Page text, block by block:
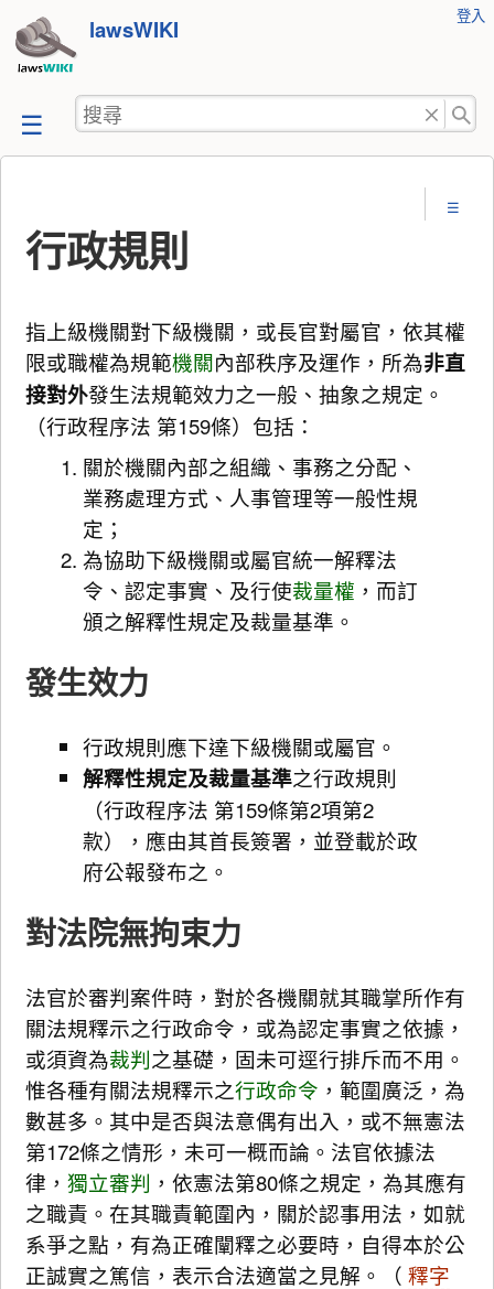
跳
至
容
lawsWIKI
工
登入
搜
尋
行政規則
指上級機關對下級機關，或長官對屬官，依其權
限或職權為規範機關內部秩序及運作，所為非直
接對外發生法規範效力之一般、抽象之規定。
（行政程序法 第159條）包括：
關於機關內部之組織、事務之分配、
業務處理方式、人事管理等一般性規
定；
為協助下級機關或屬官統一解釋法
令、認定事實、及行使裁量權 ，而訂
頒之解釋性規定及裁量基準。
發生效力
行政規則應下達下級機關或屬官。
解釋性規定及裁量基準之行政規則
（行政程序法 第159條第2項第2
款），應由其首長簽署，並登載於政
府公報發布之。
對法院無拘束力
法官於審判案件時，對於各機關就其職掌所作有
關法規釋示之行政命令，或為認定事實之依據，
或須資為裁判之基礎，固未可逕行排斥而不用。
惟各種有關法規釋示之行政命令 ，範圍廣泛，為
數甚多。其中是否與法意偶有出入，或不無憲法
第172條之情形，未可一概而論。法官依據法
律，獨立審判 ，依憲法第80條之規定，為其應有
之職責。在其職責範圍內，關於認事用法，如就
系爭之點，有為正確闡釋之必要時，自得本於公
正誠實之篤信，表示合法適當之見解。（釋字